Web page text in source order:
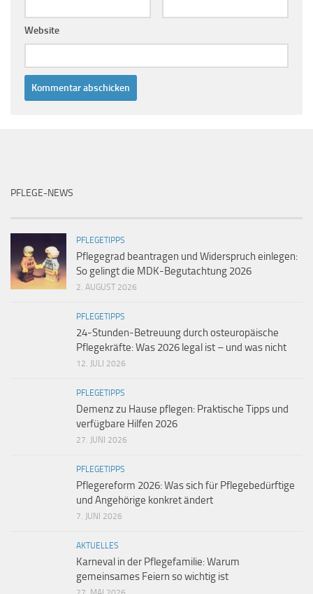
Website
PFLEGE-NEWS
PFLEGETIPPS
Pflegegrad beantragen und Widerspruch einlegen:
So gelingt die MDK-Begutachtung 2026
2. AUGUST 2026
PFLEGETIPPS
24-Stunden-Betreuung durch osteuropäische
Pflegekräfte: Was 2026 legal ist – und was nicht
12. JULI 2026
PFLEGETIPPS
Demenz zu Hause pflegen: Praktische Tipps und
verfügbare Hilfen 2026
27. JUNI 2026
PFLEGETIPPS
Pflegereform 2026: Was sich für Pflegebedürftige
und Angehörige konkret ändert
7. JUNI 2026
AKTUELLES
Karneval in der Pflegefamilie: Warum
gemeinsames Feiern so wichtig ist